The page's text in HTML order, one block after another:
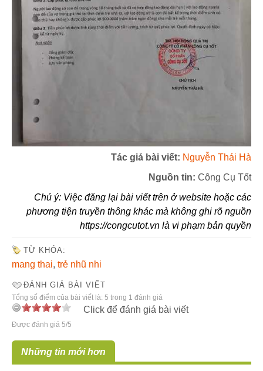
Tác giả bài viết: Nguyễn Thái Hà
Nguồn tin: Công Cụ Tốt
Chú ý: Việc đăng lại bài viết trên ở website hoặc các
phương tiện truyền thông khác mà không ghi rõ nguồn
https://congcutot.vn là vi phạm bản quyền
TỪ KHÓA:
mang thai, trẻ nhũ nhi
ĐÁNH GIÁ BÀI VIẾT
Tổng số điểm của bài viết là: 5 trong 1 đánh giá
Click để đánh giá bài viết
Được đánh giá 5/5
Những tin mới hơn